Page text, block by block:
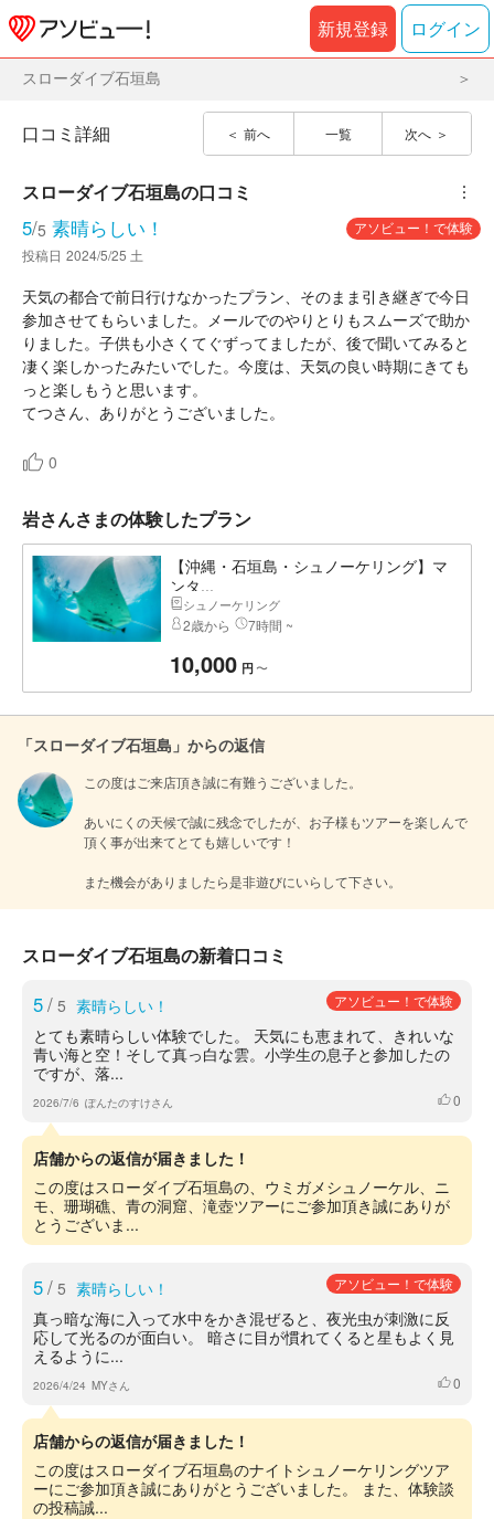
新規登録 ログイン
スローダイブ石垣島
前へ 一覧 次へ
口コミ詳細
スローダイブ石垣島の口コミ ︙
5/5 素晴らしい！
アソビュー！で体験
投稿日 2024/5/25 土
天気の都合で前日行けなかったプラン、そのまま引き継ぎで今日
参加させてもらいました。メールでのやりとりもスムーズで助か
りました。子供も小さくてぐずってましたが、後で聞いてみると
凄く楽しかったみたいでした。今度は、天気の良い時期にきても
っと楽しもうと思います。
0
岩さんさまの体験したプラン
【沖縄・石垣島・シュノーケリング】マ
ンタ...
シュノーケリング
2歳から 7時間 ~
10,000 円 〜
「スローダイブ石垣島」からの返信
この度はご来店頂き誠に有難うございました。
あいにくの天候で誠に残念でしたが、お子様もツアーを楽しんで
頂く事が出来てとても嬉しいです！
また機会がありましたら是非遊びにいらして下さい。
スローダイブ石垣島の新着口コミ
5/ 5 素晴らしい！ アソビュー！で体験
とても素晴らしい体験でした。 天気にも恵まれて、きれいな
青い海と空！そして真っ白な雲。小学生の息子と参加したの
ですが、落...
2026/7/6 ぽんたのすけさん いいね
0
店舗からの返信が届きました！
この度はスローダイブ石垣島の、ウミガメシュノーケル、ニ
モ、珊瑚礁、青の洞窟、滝壺ツアーにご参加頂き誠にありが
とうございま...
5/ 5 素晴らしい！ アソビュー！で体験
真っ暗な海に入って水中をかき混ぜると、夜光虫が刺激に反
応して光るのが面白い。 暗さに目が慣れてくると星もよく見
えるように...
2026/4/24 MYさん いいね
0
店舗からの返信が届きました！
この度はスローダイブ石垣島のナイトシュノーケリングツア
ーにご参加頂き誠にありがとうございました。 また、体験談
の投稿誠...